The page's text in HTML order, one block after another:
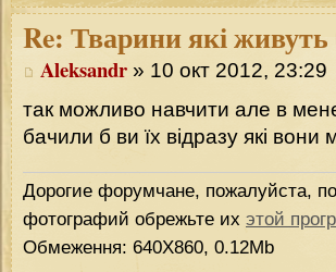
Re: Тварини які живуть
Aleksandr » 10 окт 2012, 23:29
так можливо навчити але в
бачили б ви їх відразу які вони
Дорогие форумчане, пожалуйста,
фотографий обрежьте их этой
Обмеження: 640Х860, 0.12Mb